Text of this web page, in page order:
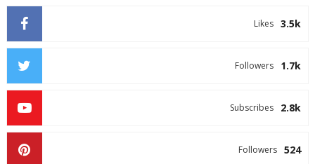
3.5k
Likes
1.7k
Followers
2.8k
Subscribes
524
Followers